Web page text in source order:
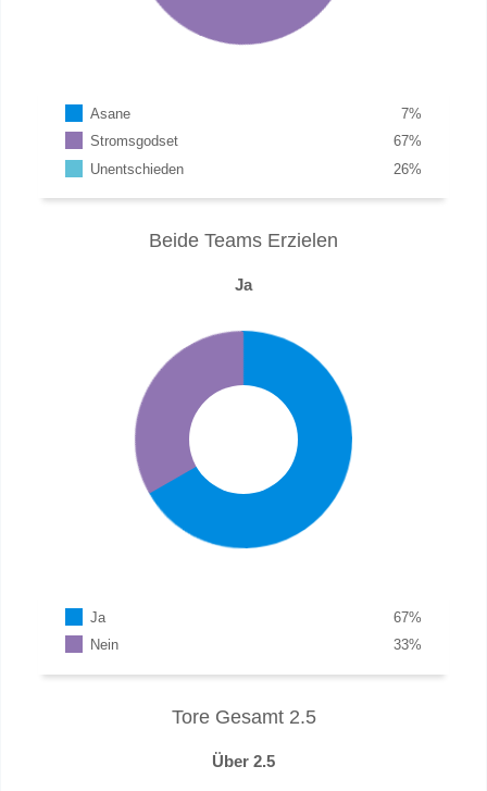
Asane %
7
Stromsgodset
%
67
Unentschieden
%
26
Beide Teams Erzielen
Ja
Ja %
67
Nein
%
33
Tore Gesamt 2.5
Über 2.5